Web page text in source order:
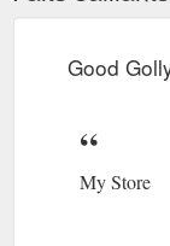
Good
My Store